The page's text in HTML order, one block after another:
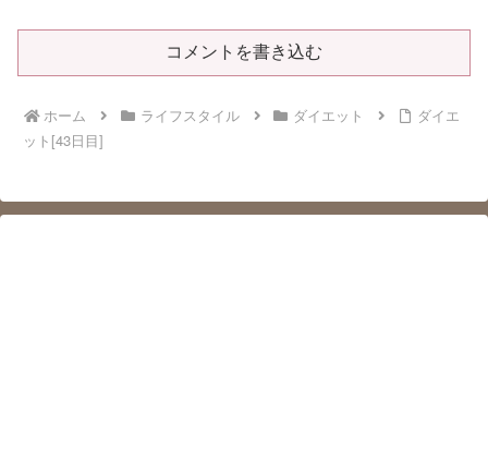
コメントを書き込む
ホーム ライフスタイル ダイエット
ダイエ
ット[43日目]